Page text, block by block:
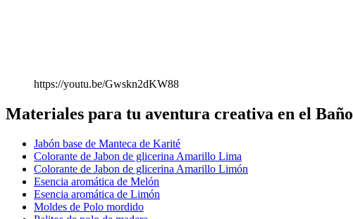
https://youtu.be/Gwskn2dKW88
Materiales para tu aventura creativa en el Baño
Jabón base de Manteca de Karité
Colorante de Jabon de glicerina Amarillo Lima
Colorante de Jabon de glicerina Amarillo Limón
Esencia aromática de Melón
Esencia aromática de Limón
Moldes de Polo mordido